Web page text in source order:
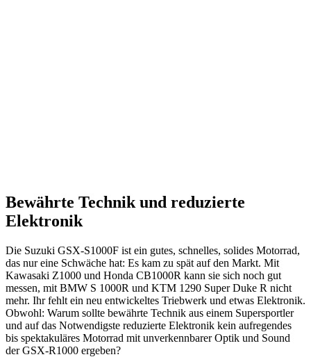
Bewährte Technik und reduzierte
Elektronik
Die Suzuki GSX-S1000F ist ein gutes, schnelles, solides Motorrad,
das nur eine Schwäche hat: Es kam zu spät auf den Markt. Mit
Kawasaki Z1000 und Honda CB1000R kann sie sich noch gut
messen, mit BMW S 1000R und KTM 1290 Super Duke R nicht
mehr. Ihr fehlt ein neu entwickeltes Triebwerk und etwas Elektronik.
Obwohl: Warum sollte bewährte Technik aus einem Supersportler
und auf das Notwendigste reduzierte Elektronik kein aufregendes
bis spektakuläres Motorrad mit unverkennbarer Optik und Sound
der GSX-R1000 ergeben?